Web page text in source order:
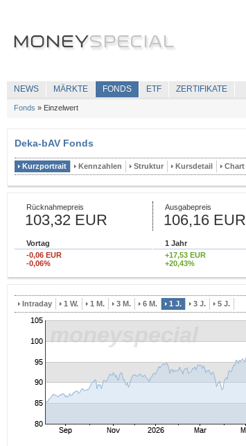
NEWS MÄRKTE FONDS ETF ZERTIFIKATE
Fonds » Einzelwert
Deka-bAV Fonds
Kurzportrait Kennzahlen Struktur Kursdetail Chart
Rücknahmepreis
103,32 EUR
Ausgabepreis
106,16 EUR
Vortag 1 Jahr
-0,06 EUR
-0,06%
+17,53 EUR
+20,43%
Intraday 1 W. 1 M. 3 M. 6 M. 1 J. 3 J. 5 J.